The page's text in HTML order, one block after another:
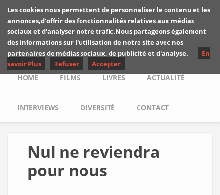
Skip to main content
Les critiques de
Yuyine
Main menu
HOME FILMS LIVRES ACTUALITÉ
INTERVIEWS DIVERSITÉ CONTACT
Nul ne reviendra
pour nous
Les cookies nous permettent de personnaliser le contenu et les
annonces,d'offrir des fonctionnalités relatives aux médias
sociaux et d'analyser notre trafic.Nous partageons également
des informations sur l'utilisation de notre site avec nos
partenaires de médias sociaux, de publicité et d'analyse.
En
savoir Plus
Refuser Accepter